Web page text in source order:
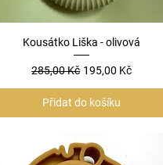
Rychlý náhled
Kousátko Liška - olivová
Běžná cena
285,00 Kč Zvýhodněná cena
195,00 Kč
Přidat do košíku